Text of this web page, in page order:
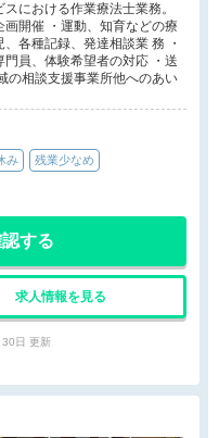
における作業療法士業務。
画開催 ・運動、知育などの療
各種記録、発達相談業 務 ・
門員、体験希望者の対応 ・送
の相談支援事業所他へのあい
み 残業少なめ
する
求人情報を見る
日 更新